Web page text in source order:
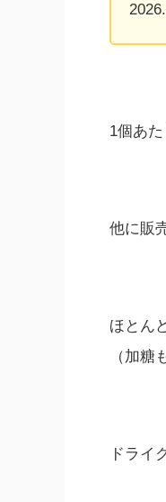
1個あ
他に販
ほとん
（加
ドライ